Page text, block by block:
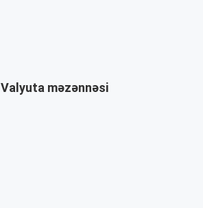
Valyuta məzənnəsi